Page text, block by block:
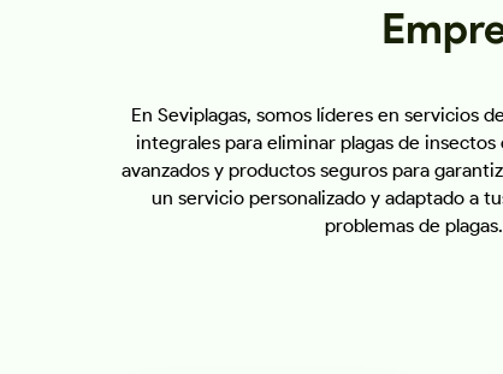
En Seviplagas, somos líderes en servicios
integrales para eliminar plagas de
avanzados y productos seguros para
un servicio personalizado y adaptado a
problemas de